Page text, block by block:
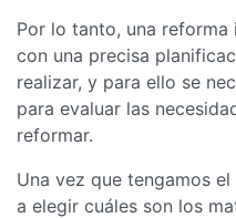
Por lo tanto, una
con una precisa
realizar, y para ello se
para evaluar las
reformar.
Una vez que tengamos
a elegir cuáles son los